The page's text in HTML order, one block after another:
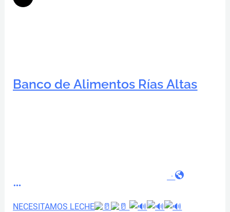
Banco de Alimentos Rías Altas
·
NECESITAMOS LECHE